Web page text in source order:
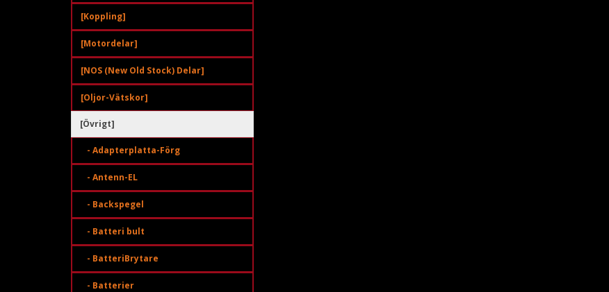
[Koppling]
[Motordelar]
[NOS (New Old Stock) Delar]
[Oljor-Vätskor]
[Övrigt]
- Adapterplatta-Förg
- Antenn-EL
- Backspegel
- Batteri bult
- BatteriBrytare
- Batterier